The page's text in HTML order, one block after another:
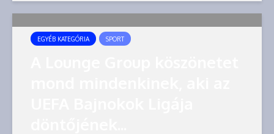
EGYÉB KATEGÓRIA SPORT